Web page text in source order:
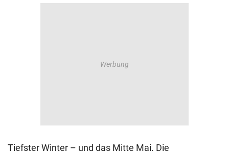
Tiefster Winter – und das Mitte Mai. Die